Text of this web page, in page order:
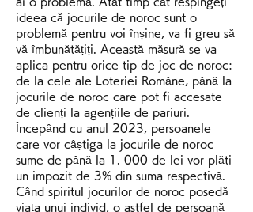
ideea că jocurile de noroc sunt o
problemă pentru voi înșine, va fi greu să
vă îmbunătățiți. Această măsură se va
aplica pentru orice tip de joc de noroc:
de la cele ale Loteriei Române, până la
jocurile de noroc care pot fi accesate
de clienți la agențiile de pariuri.
Începând cu anul 2023, persoanele
care vor câștiga la jocurile de noroc
sume de până la 1. 000 de lei vor plăti
un impozit de 3% din suma respectivă.
Când spiritul jocurilor de noroc posedă
viața unui individ, o astfel de persoană